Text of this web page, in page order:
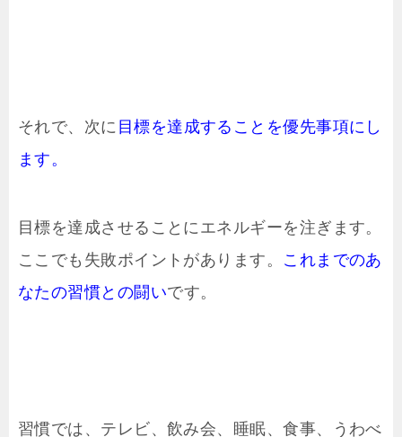
それで、次に 目標を達成することを優先事項にし
ます。
目標を達成させることにエネルギーを注ぎます。
ここでも失敗ポイントがあります。 これまでのあ
なたの習慣との闘いです。
習慣では、テレビ、飲み会、睡眠、食事、うわべ